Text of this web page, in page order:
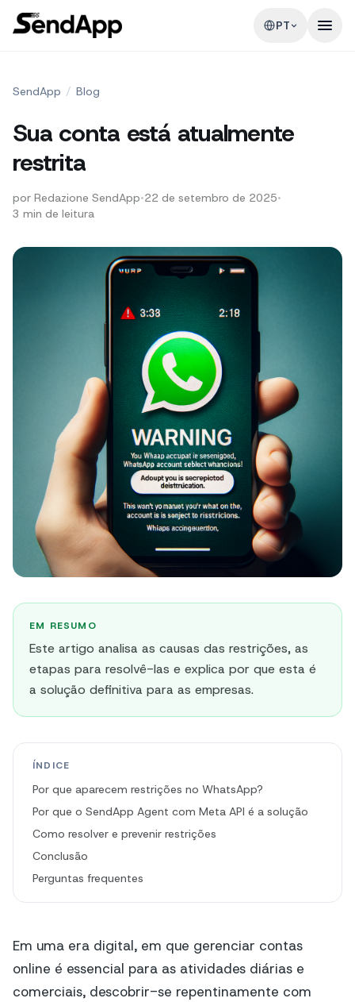
PT
SendApp / Blog
Sua conta está atualmente
restrita
por Redazione SendApp•22 de setembro de 2025•
3 min de leitura
EM RESUMO
Este artigo analisa as causas das restrições, as
etapas para resolvê-las e explica por que esta é
a solução definitiva para as empresas.
ÍNDICE
Por que aparecem restrições no WhatsApp?
Por que o SendApp Agent com Meta API é a solução
Como resolver e prevenir restrições
Conclusão
Perguntas frequentes
Em uma era digital, em que gerenciar contas
online é essencial para as atividades diárias e
comerciais, descobrir-se repentinamente com